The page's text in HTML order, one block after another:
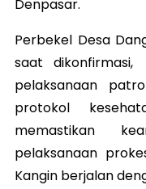
Denpasar.
Perbekel Desa
saat
pelaksanaan
protokol
memastikan
pelaksanaan
Kangin berjalan